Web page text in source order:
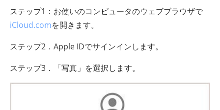
ステップ1：お使いのコンピュータのウェブブラウザで
iCloud.comを開きます。
ステップ2．Apple IDでサインインします。
ステップ3．「写真」を選択します。